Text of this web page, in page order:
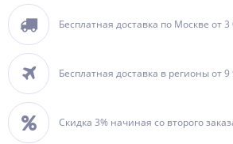
Бесплатная доставка по Москве от 3
Бесплатная доставка в регионы от 9
Скидка 3% начиная со второго